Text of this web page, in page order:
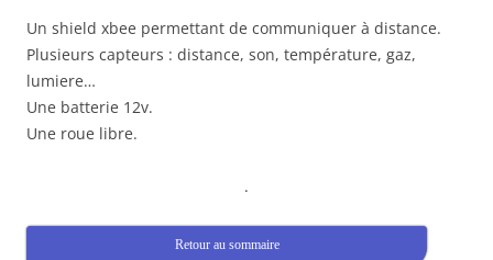
Un shield xbee permettant de communiquer à distance.
Plusieurs capteurs : distance, son, température, gaz,
lumiere…
Une batterie 12v.
Une roue libre.
.
Retour au sommaire